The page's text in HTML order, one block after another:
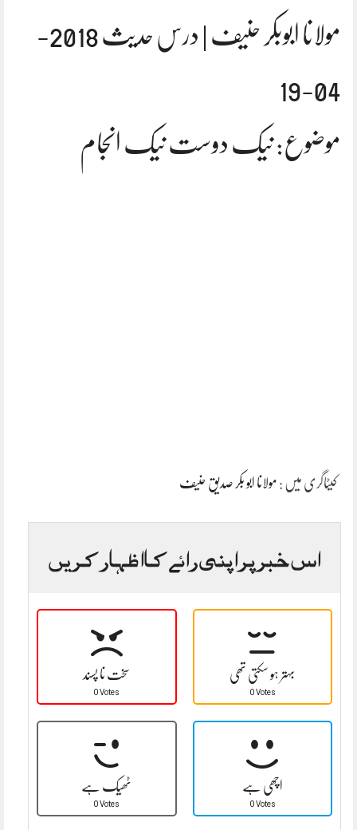
مولانا ابوبکر حنیف | درس حدیث 2018-
04-19
موضوع: نیک دوست نیک انجام
کیٹاگری میں : مولانا ابو بکر صدیق حنیف
اس خبر پر اپنی رائے کا اظہار کریں
سخت نا پسند
0 Votes
بہتر ہو سکتی تھی
0 Votes
ٹھیک ہے
0 Votes
اچھی ہے
0 Votes